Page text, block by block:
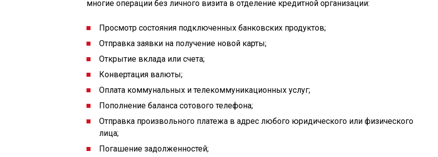
многие операции без личного визита в отделение кредитной организации:
Просмотр состояния подключенных банковских продуктов;
Отправка заявки на получение новой карты;
Открытие вклада или счета;
Конвертация валюты;
Оплата коммунальных и телекоммуникационных услуг;
Пополнение баланса сотового телефона;
Отправка произвольного платежа в адрес любого юридического или физического
лица;
Погашение задолженностей;